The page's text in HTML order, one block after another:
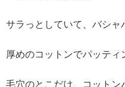
サラっとしていて、バシャ
厚めのコットンでパッティ
毛穴のとこだけ、コットン